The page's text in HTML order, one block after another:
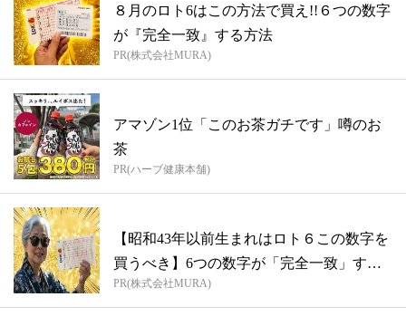
８月のロト6はこの方法で買え!!６つの数字
が『完全一致』する方法
PR(株式会社MURA)
アマゾン1位「このお茶ガチです」噂のお
茶
PR(ハーブ健康本舗)
【昭和43年以前生まれはロト６この数字を
買うべき】6つの数字が「完全一致」する
方...
PR(株式会社MURA)